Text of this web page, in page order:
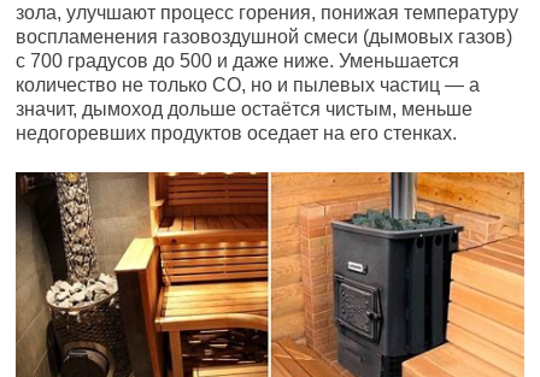
зола, улучшают процесс горения, понижая температуру
воспламенения газовоздушной смеси (дымовых газов)
с 700 градусов до 500 и даже ниже. Уменьшается
количество не только СО, но и пылевых частиц — а
значит, дымоход дольше остаётся чистым, меньше
недогоревших продуктов оседает на его стенках.